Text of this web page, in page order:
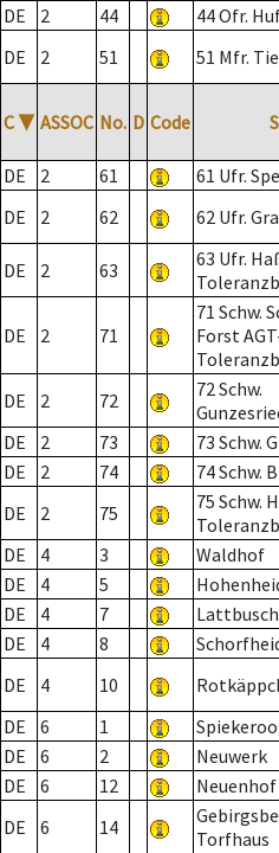
DE
2 44 44 Ofr.
DE
2 51 51 Mfr.
C ▼ ASSOC No. D Code
DE 2 61 61 Ufr.
DE
2 62 62 Ufr.
DE 2 63
63 Ufr.
DE 2 71
71 Schw.
Forst
DE 2 72
72 Schw.
DE
2 73 73 Schw.
DE
2 74 74 Schw.
DE
2 75
75 Schw.
DE
4 3 Waldhof
DE
4 5
DE
4 7 Lattbusch
DE
4 8
DE
4 10
DE
6 1
DE
6 2 Neuwerk
DE
6 12 Neuenhof
DE
6 14
Torfhaus